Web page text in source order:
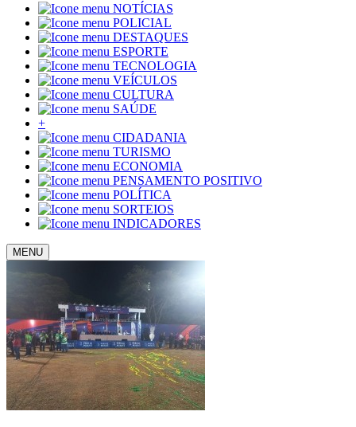
NOTÍCIAS
POLICIAL
DESTAQUES
ESPORTE
TECNOLOGIA
VEÍCULOS
CULTURA
SAÚDE
+
CIDADANIA
TURISMO
ECONOMIA
PENSAMENTO POSITIVO
POLÍTICA
SORTEIOS
INDICADORES
MENU